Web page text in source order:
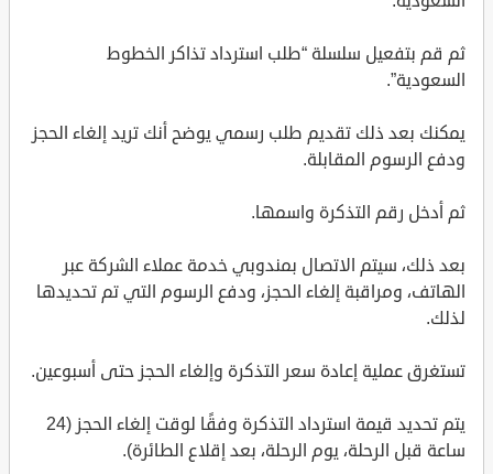
ثم قم بتفعيل سلسلة “طلب استرداد تذاكر الخطوط
السعودية”.
يمكنك بعد ذلك تقديم طلب رسمي يوضح أنك تريد إلغاء الحجز
ودفع الرسوم المقابلة.
ثم أدخل رقم التذكرة واسمها.
بعد ذلك، سيتم الاتصال بمندوبي خدمة عملاء الشركة عبر
الهاتف، ومراقبة إلغاء الحجز، ودفع الرسوم التي تم تحديدها
لذلك.
تستغرق عملية إعادة سعر التذكرة وإلغاء الحجز حتى أسبوعين.
يتم تحديد قيمة استرداد التذكرة وفقًا لوقت إلغاء الحجز (24
ساعة قبل الرحلة، يوم الرحلة، بعد إقلاع الطائرة).